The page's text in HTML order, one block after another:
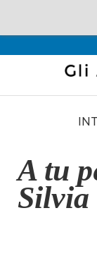
Recensioni
Interviste &
Chi siamo
Contatti
A tu
Silvia